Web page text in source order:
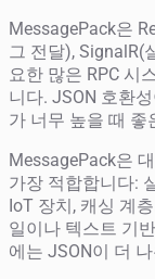
MessagePack은
그 전달), SignalR(
요한 많은 RPC 시
니다. JSON 호환
가 너무 높을 때 좋
MessagePack은
가장 적합합니다:
IoT 장치, 캐싱 계
일이나 텍스트 기
에는 JSON이 더